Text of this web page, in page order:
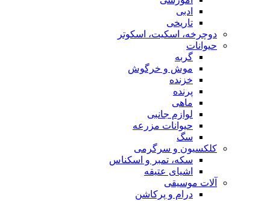
ادبی
تاریخی
دوچرخه، اسکیت، اسکوتر
حیوانات
گربه
موش و خرگوش
خزنده
پرنده
ماهی
لوازم جانبی
حیوانات مزرعه
سگ
کلکسیون و سرگرمی
سکه، تمبر و اسکناس
اشیای عتیقه
آلات موسیقی
درام و پرکاشن